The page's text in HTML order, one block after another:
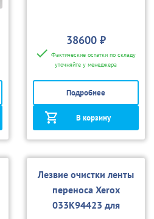
38600 ₽
Фактические остатки по складу
уточняйте у менеджера
Подробнее
В корзину
Лезвие очистки ленты
переноса Xerox
033K94423 для